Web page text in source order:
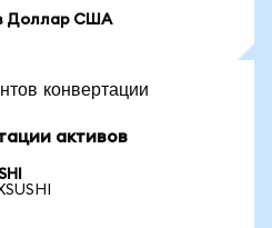
в Доллар США
конвертации
активов